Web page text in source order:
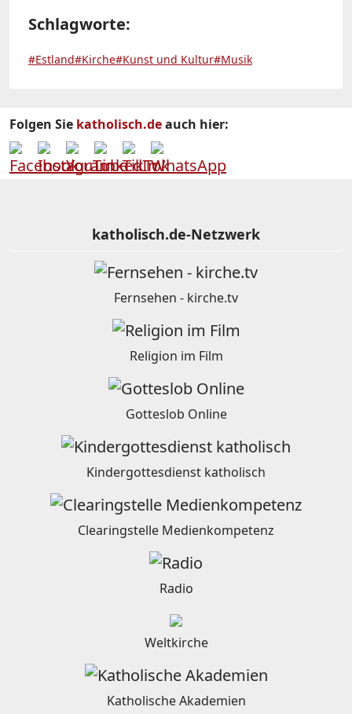
Schlagworte:
#Estland#Kirche#Kunst und Kultur#Musik
Folgen Sie katholisch.deauch hier:
katholisch.de-Netzwerk
Fernsehen - kirche.tv
Religion im Film
Gotteslob Online
Kindergottesdienst katholisch
Clearingstelle Medienkompetenz
Radio
Weltkirche
Katholische Akademien